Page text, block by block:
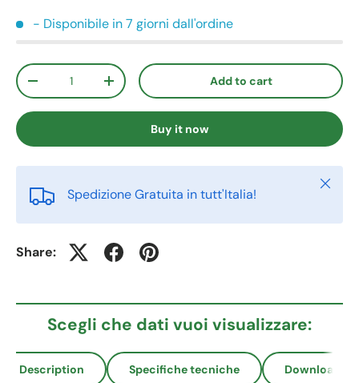
- Disponibile in 7 giorni dall'ordine
Qty
-
+ Add to cart
Buy it now
Spedizione Gratuita in tutt'Italia!
Close
Share:
Scegli che dati vuoi visualizzare:
Description Specifiche tecniche Download